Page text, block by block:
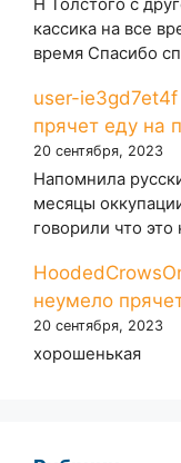
кассика на все
время Спасибо
user-ie3gd7et4f
прячет еду на
20 сентября, 2023
Напомнила
месяцы
говорили что
неумело
20 сентября, 2023
хорошенькая